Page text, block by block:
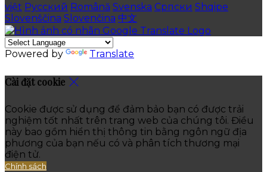
việt Русский Română Svenska Српски Shqipe
Slovenščina Slovenčina 中文
Powered by Translate
Cài đặt cookie
Cookie được sử dụng để đảm bảo bạn có được trải
nghiệm tốt nhất trên trang web của chúng tôi. Điều
này bao gồm hiển thị thông tin bằng ngôn ngữ địa
phương của bạn nếu có và phân tích thương mại
điện tử.
Chính sách